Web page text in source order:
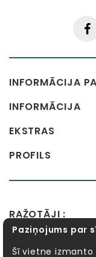
INFORMĀCIJA
INFORMĀCIJA
EKSTRAS
PROFILS
RAŽOTĀJI :
Alexander Toys
Fat Brain Toys
Paziņojums par
Šī vietne